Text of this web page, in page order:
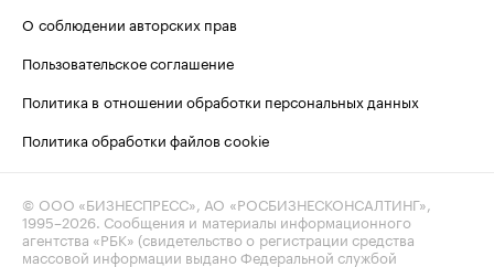
О соблюдении авторских прав
Пользовательское соглашение
Политика в отношении обработки персональных данных
Политика обработки файлов cookie
© ООО «БИЗНЕСПРЕСС», АО «РОСБИЗНЕСКОНСАЛТИНГ»,
1995–2026. Сообщения и материалы информационного
агентства «РБК» (свидетельство о регистрации средства
массовой информации выдано Федеральной службой